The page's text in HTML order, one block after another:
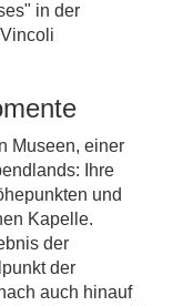
in der
Museen, einer
Ihre
und
Kapelle.
der
der
auch hinauf